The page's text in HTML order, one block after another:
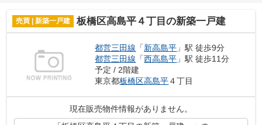
売買 | 新築一戸建 板橋区高島平４丁目の新築一戸建
都営三田線 「新高島平 」駅 徒歩9分
都営三田線 「西高島平 」駅 徒歩11分
予定 / 2階建
東京都板橋区高島平４丁目
現在販売物件情報がありません。